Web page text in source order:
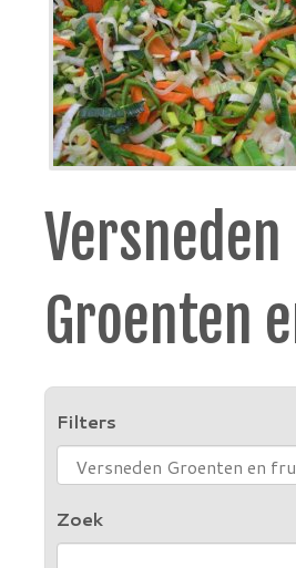
Versneden
Groenten
Filters
Zoek